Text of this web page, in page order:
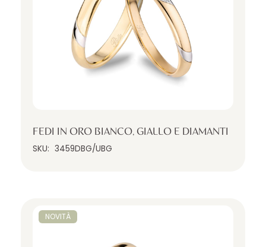
FEDI IN ORO BIANCO, GIALLO E DIAMANTI
SKU: 3459DBG/UBG
NOVITÀ